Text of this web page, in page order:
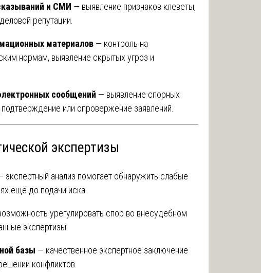
и СМИ — выявление признаков клеветы,
репутации.
материалов — контроль на
нормам, выявление скрытых угроз и
сообщений — выявление спорных
или опровержение заявлений.
экспертизы
экспертный анализ помогает обнаружить слабые
ещё до подачи иска.
урегулировать спор во внесудебном
экспертизы.
базы — качественное экспертное заключение
конфликтов.